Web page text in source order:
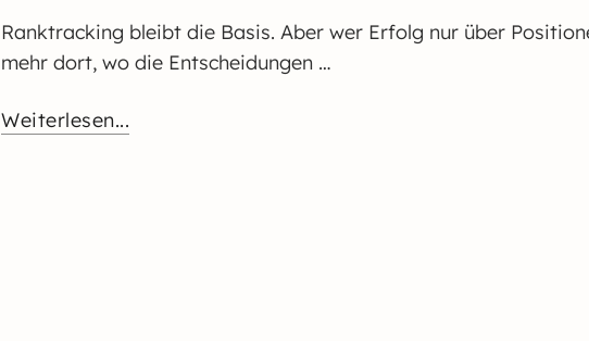
Ranktracking bleibt die Basis. Aber wer Erfolg nur über
mehr dort, wo die Entscheidungen …
Weiterlesen...